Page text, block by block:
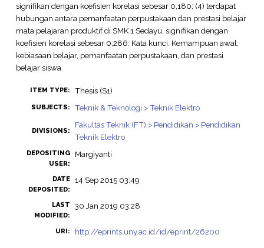
signifikan dengan koefisien korelasi sebesar 0,180; (4) terdapat
hubungan antara pemanfaatan perpustakaan dan prestasi belajar
mata pelajaran produktif di SMK 1 Sedayu, signifikan dengan
koefisien korelasi sebesar 0,286. Kata kunci: Kemampuan awal,
kebiasaan belajar, pemanfaatan perpustakaan, dan prestasi
belajar siswa
ITEM TYPE: Thesis (S1)
SUBJECTS: Teknik & Teknologi > Teknik Elektro
DIVISIONS:
Fakultas Teknik (FT) > Pendidikan > Pendidikan
Teknik Elektro
DEPOSITING
USER:
Margiyanti
DATE
DEPOSITED:
14 Sep 2015 03:49
LAST
MODIFIED:
30 Jan 2019 03:28
URI: http://eprints.uny.ac.id/id/eprint/26200